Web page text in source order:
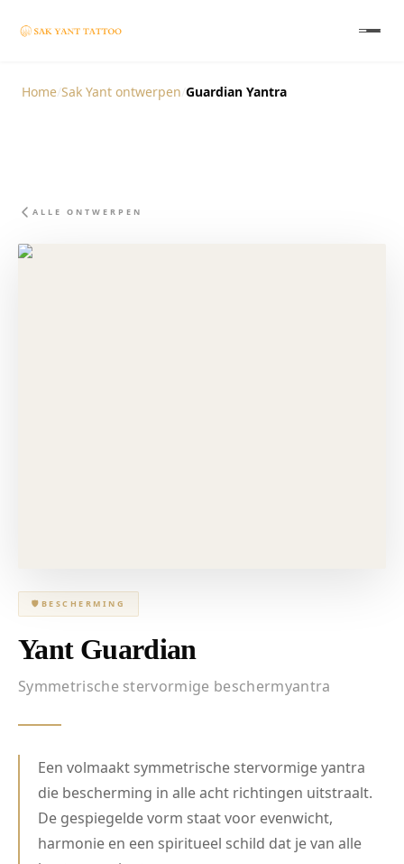
Home Sak Yant ontwerpen Guardian Yantra
ALLE ONTWERPEN
🛡 BESCHERMING
Yant Guardian
Symmetrische stervormige beschermyantra
Een volmaakt symmetrische stervormige yantra
die bescherming in alle acht richtingen uitstraalt.
De gespiegelde vorm staat voor evenwicht,
harmonie en een spiritueel schild dat je van alle